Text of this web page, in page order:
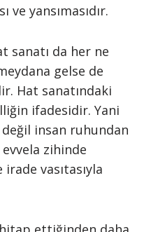
ve yansımasıdır.
sanatı da her ne
gelse de
Hat sanatındaki
ifadesidir. Yani
insan ruhundan
zihinde
vasıtasıyla